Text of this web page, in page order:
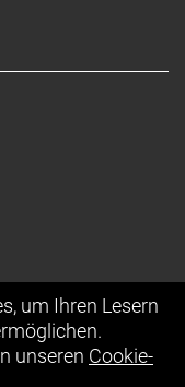
um Ihren Lesern
unseren Cookie-